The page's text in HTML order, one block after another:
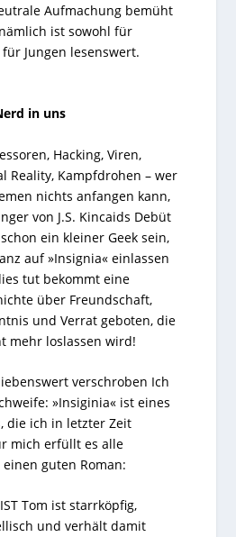
Aufmachung bemüht
ist sowohl für
Jungen lesenswert.
in uns
Hacking, Viren,
Reality, Kampfdrohen – wer
nichts anfangen kann,
von J.S. Kincaids Debüt
ein kleiner Geek sein,
auf »Insignia« einlassen
tut bekommt eine
über Freundschaft,
und Verrat geboten, die
mehr loslassen wird!
verschroben Ich
»Insiginia« ist eines
die ich in letzter Zeit
mich erfüllt es alle
guten Roman:
Tom ist starrköpfig,
und verhält damit